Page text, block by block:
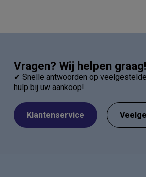
Vragen? Wij helpen graag!
✔ Snelle antwoorden op
hulp bij uw aankoop!
Klantenservice